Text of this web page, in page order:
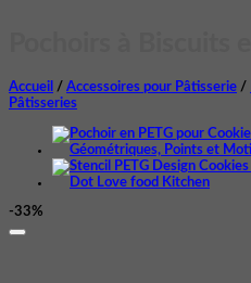
Accueil / Accessoires pour Pâtisserie /
Pâtisseries
-33%